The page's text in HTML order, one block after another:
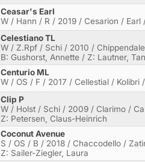
Ceasar's Earl
W / Hann / R / 2019 / Cesarion /
Celestiano TL
W / Z.Rpf / Schi / 2010 /
B: Gushorst, Annette / Z: Lautner,
Centurio ML
W / OS / F / 2017 / Cellestial /
Clip P
W / Holst / Schi / 2009 / Clarimo /
Z: Petersen, Claus-Heinrich
Coconut Avenue
S / OS / B / 2018 / Chaccodello /
Z: Sailer-Ziegler, Laura